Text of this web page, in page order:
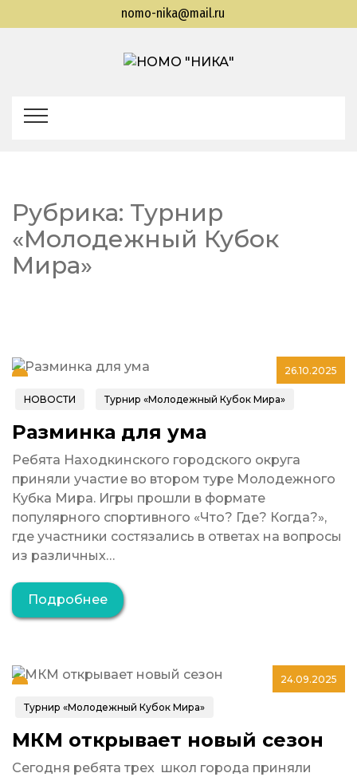
nomo-nika@mail.ru
организация "Находкинская интеллектуальная
Рубрика: Турнир
«Молодежный Кубок
Мира»
26.10.2025
НОВОСТИ Турнир «Молодежный Кубок Мира»
Разминка для ума
Ребята Находкинского городского округа
приняли участие во втором туре Молодежного
Кубка Мира. Игры прошли в формате
популярного спортивного «Что? Где? Когда?»,
где участники состязались в ответах на вопросы
из различных…
Подробнее
24.09.2025
Турнир «Молодежный Кубок Мира»
МКМ открывает новый сезон
Сегодня ребята трех школ города приняли